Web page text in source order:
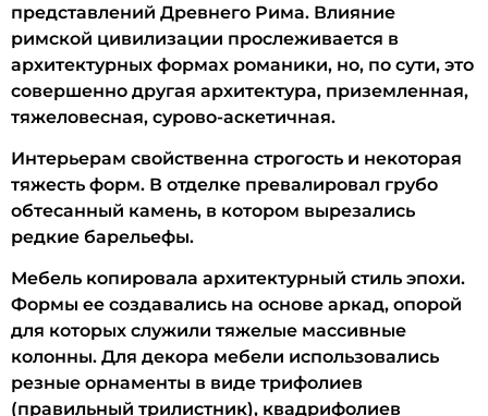
представлений Древнего Рима. Влияние
римской цивилизации прослеживается в
архитектурных формах романики, но, по сути, это
совершенно другая архитектура, приземленная,
тяжеловесная, сурово-аскетичная.
Интерьерам свойственна строгость и некоторая
тяжесть форм. В отделке превалировал грубо
обтесанный камень, в котором вырезались
редкие барельефы.
Мебель копировала архитектурный стиль эпохи.
Формы ее создавались на основе аркад, опорой
для которых служили тяжелые массивные
колонны. Для декора мебели использовались
резные орнаменты в виде трифолиев
(правильный трилистник), квадрифолиев